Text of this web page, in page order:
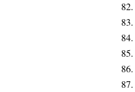
82.
83.
84.
85.
86.
87.